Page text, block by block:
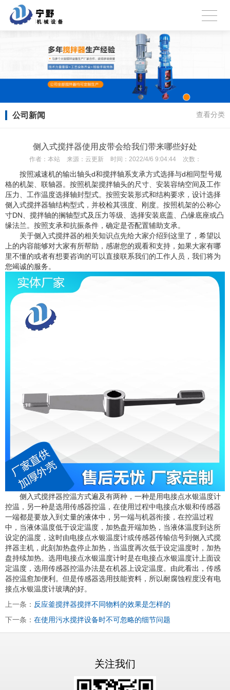
公司新闻 查看分类
侧入式搅拌器使用皮带会给我们带来哪些好处
作者： 本站 来源： 云更新 时间： 2022/4/6 9:04:44 次数：
按照减速机的输出轴头d和搅拌轴系支承方式选择与d相同型号规
格的机架、联轴器。按照机架搅拌轴头的尺寸、安装容纳空间及工作
压力、工作温度选择轴封型式。按照安装形式和结构要求，设计选择
侧入式搅拌器轴结构型式，并校检其强度、刚度。按照机架的公称心
寸DN、搅拌轴的搁轴型式及压力等级、选择安装底盖、凸缘底座或凸
缘法兰。按照支承和抗振条件，确定是否配置辅助支承。
关于侧入式搅拌器的相关知识点先给大家介绍到这里了，希望以
上的内容能够对大家有所帮助，感谢您的观看和支持，如果大家有哪
里不懂的或者有想要咨询的可以直接联系我们的工作人员，我们将为
您竭诚的服务。
侧入式搅拌器控温方式遍及有两种，一种是用电接点水银温度计
控温，另一种是选用传感器控温，在使用过程中电接点水银和传感器
一端都是要放入到丈量的液体中，另一端与机器衔接，在控温过程
中，当液体温度低于设定温度，加热盘开端加热，当液体温度到达所
设定的温度，这时由电接点水银温度计或传感器传输信号到侧入式搅
拌器主机，此刻加热盘停止加热，当温度再次低于设定温度时，加热
盘持续加热。选用电接点水银温度计时是在电接点水银温度计上面设
定温度，选用传感器控温办法是在机器上设定温度。由此看出，传感
器控温愈加便利。但是传感器选用技能资料，所以耐腐蚀程度没有电
接点水银温度计玻璃的好。
上一条： 反应釜搅拌器搅拌不同物料的效果是怎样的
下一条： 在使用污水搅拌设备时不可忽略的细节问题
关注我们